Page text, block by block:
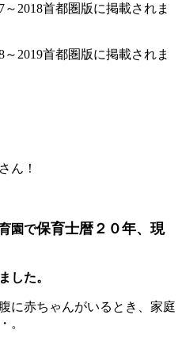
2018首都圏版に掲載されま
2019首都圏版に掲載されま
ん！
園で保育士暦２０年、現
した。
に赤ちゃんがいるとき、家庭
。